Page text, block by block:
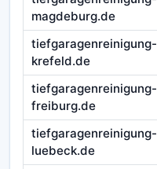
magdeburg.de
tiefgaragenreinigung-
krefeld.de
tiefgaragenreinigung-
freiburg.de
tiefgaragenreinigung-
luebeck.de